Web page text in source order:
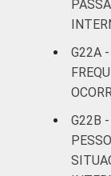
G22A
G22B